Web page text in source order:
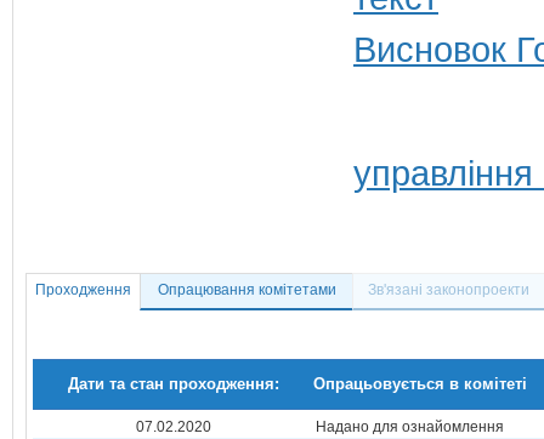
Висновок
Проходження Опрацювання комітетами Зв'язані законопроекти
Дати та стан проходження: Опрацьовується в комітеті
07.02.2020
Надано для ознайомлення